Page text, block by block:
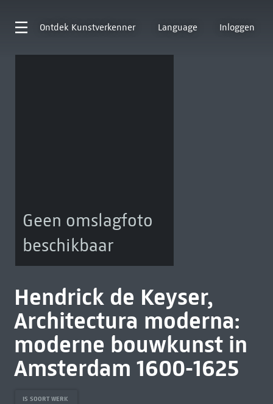
Ontdek Kunstverkenner Language Inloggen
Geen omslagfoto
beschikbaar
Hendrick de Keyser,
Architectura moderna:
moderne bouwkunst in
Amsterdam 1600-1625
IS SOORT WERK